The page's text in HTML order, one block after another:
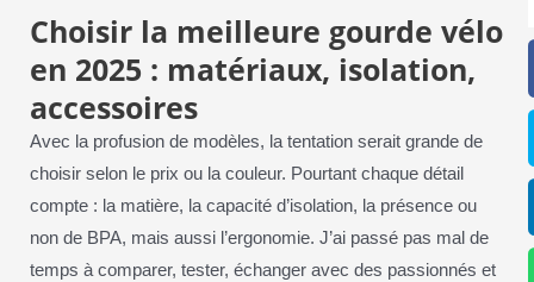
Choisir la meilleure gourde vélo
en 2025 : matériaux, isolation,
accessoires
Avec la profusion de modèles, la tentation serait grande de
choisir selon le prix ou la couleur. Pourtant chaque détail
compte : la matière, la capacité d’isolation, la présence ou
non de BPA, mais aussi l’ergonomie. J’ai passé pas mal de
temps à comparer, tester, échanger avec des passionnés et